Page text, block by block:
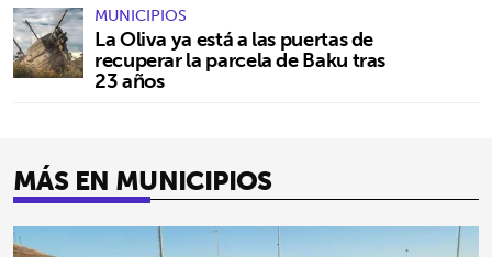
MUNICIPIOS
La Oliva ya está a las puertas de
recuperar la parcela de Baku tras
23 años
MÁS EN MUNICIPIOS